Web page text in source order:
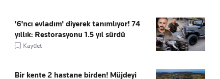
'6'ncı evladım' diyerek tanımlıyor! 74
yıllık: Restorasyonu 1.5 yıl sürdü
Kaydet
Bir kente 2 hastane birden! Müjdeyi